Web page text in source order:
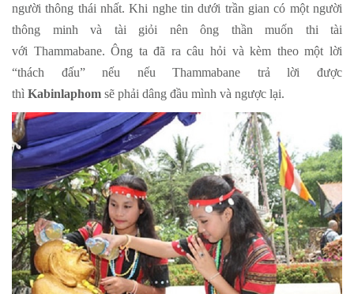
người thông thái nhất. Khi nghe tin dưới trần gian có một người
thông minh và tài giỏi nên ông thần muốn thi tài
với Thammabane. Ông ta đã ra câu hỏi và kèm theo một lời
“thách đấu” nếu nếu Thammabane trả lời được
thì Kabinlaphom sẽ phải dâng đầu mình và ngược lại.